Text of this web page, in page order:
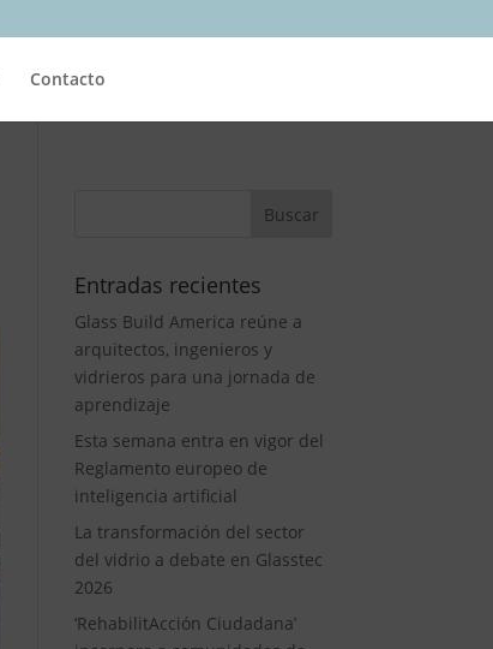
Contacto
Entradas recientes
Glass Build America reúne a
arquitectos, ingenieros y
vidrieros para una jornada de
aprendizaje
Esta semana entra en vigor del
Reglamento europeo de
inteligencia artificial
La transformación del sector
del vidrio a debate en Glasstec
2026
‘RehabilitAcción Ciudadana’